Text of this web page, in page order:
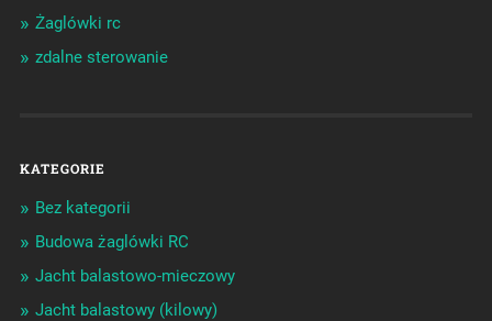
Żaglówki rc
zdalne sterowanie
KATEGORIE
Bez kategorii
Budowa żaglówki RC
Jacht balastowo-mieczowy
Jacht balastowy (kilowy)